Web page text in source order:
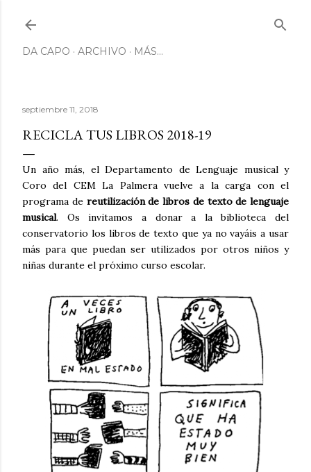
DA CAPO ARCHIVO MÁS…
septiembre 11, 2018
RECICLA TUS LIBROS 2018-19
Un año más, el Departamento de Lenguaje musical y
Coro del CEM La Palmera vuelve a la carga con el
programa de reutilización de libros de texto de lenguaje
musical. Os invitamos a donar a la biblioteca del
conservatorio los libros de texto que ya no vayáis a usar
más para que puedan ser utilizados por otros niños y
niñas durante el próximo curso escolar.